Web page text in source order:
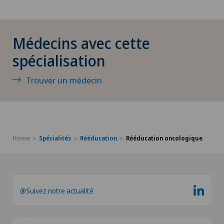
Cardiologie
Cardiologie interventionnelle
Médecins avec cette
spécialisation
Trouver un médecin
Home Spécialités Rééducation Rééducation oncologique
@Suivez notre actualité